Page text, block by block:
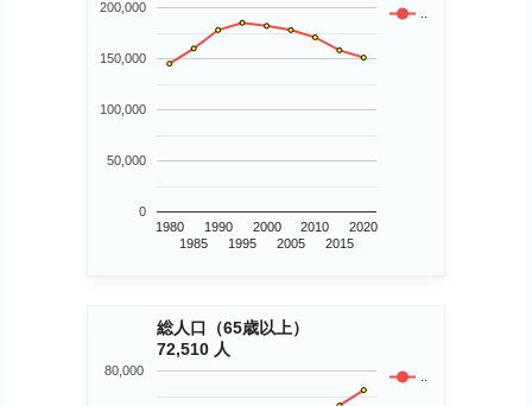
..
1980
1985
1990
1995
2000
2005
2010
2015
2020
0
50,000
100,000
150,000
200,000
総人口（65歳以上）
72,510 人
..
80,000